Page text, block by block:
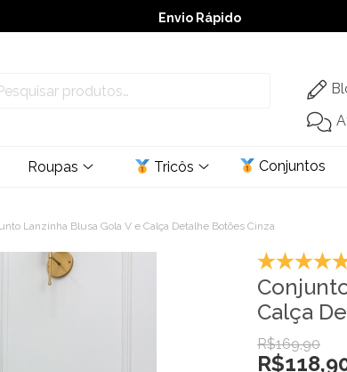
Envio Rápido
➚ Ofertas– Até 60% OFF
Roupas Tricôs Conjuntos
Lanzinha Blusa Gola V e Calça Detalhe Botões Cinza
Calça
R$169,90
R$